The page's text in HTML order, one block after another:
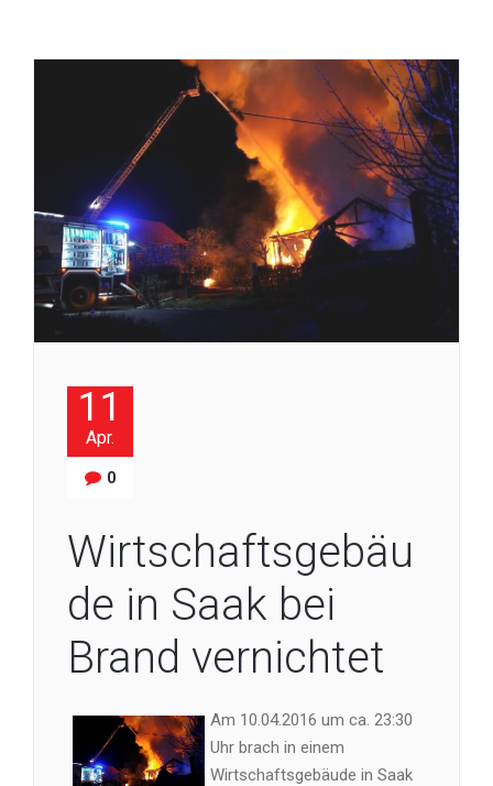
11
Apr.
0
Wirtschaftsgebäu
de in Saak bei
Brand vernichtet
Am 10.04.2016 um ca. 23:30
Uhr brach in einem
Wirtschaftsgebäude in Saak